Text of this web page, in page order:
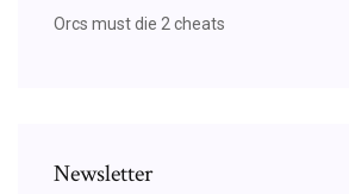
Orcs must die 2 cheats
Newsletter